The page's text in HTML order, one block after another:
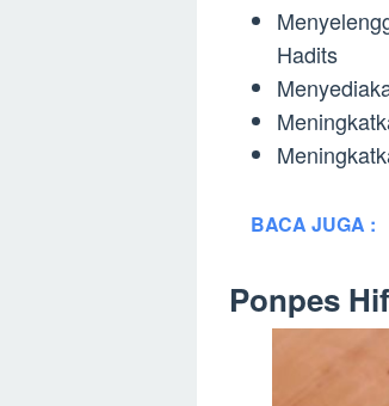
Hadits
BACA JUGA :
Ponpes